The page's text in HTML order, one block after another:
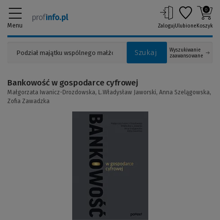
Menu
Szukaj
Wyszukiwanie
zaawansowane
ZalogujUlubione
0
Koszyk
Bankowość w gospodarce cyfrowej
Małgorzata Iwanicz-Drozdowska, L.Władysław Jaworski, Anna Szelągowska,
Zofia Zawadzka